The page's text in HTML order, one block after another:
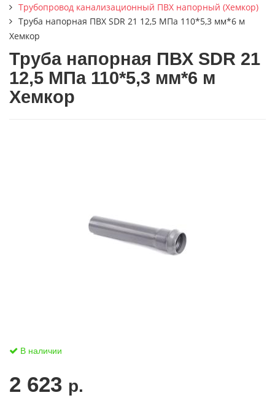
Трубопровод канализационный ПВХ напорный (Хемкор)
Труба напорная ПВХ SDR 21 12,5 МПа 110*5,3 мм*6 м
Хемкор
Труба напорная ПВХ SDR 21
12,5 МПа 110*5,3 мм*6 м
Хемкор
В наличии
2 623 р.